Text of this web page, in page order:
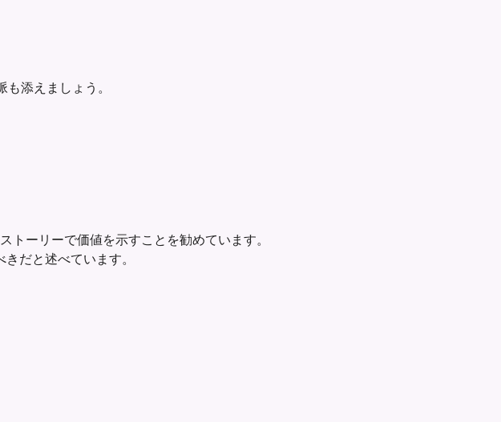
添えましょう。
トーリーで価値を示すことを勧めています。
だと述べています。